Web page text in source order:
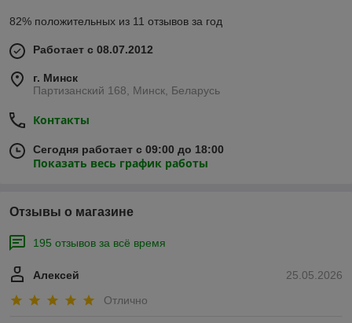
82% положительных из 11 отзывов за год
Работает с 08.07.2012
г. Минск
Партизанский 168, Минск, Беларусь
Контакты
Сегодня работает с 09:00 до 18:00
Показать весь график работы
Отзывы о магазине
195 отзывов за всё время
25.05.2026
Алексей
Отлично